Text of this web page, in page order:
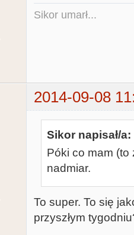
Sikor umarł...
2014-09-08
Sikor napisał/a:
Póki co mam (to
nadmiar.
To super. To się
przyszłym